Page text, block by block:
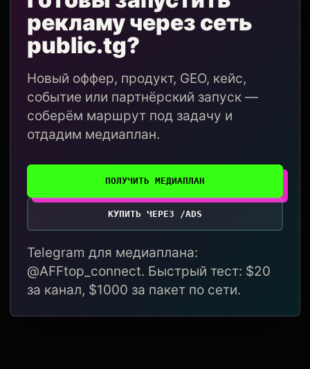
рекламу через сеть
public.tg?
Новый оффер, продукт, GEO, кейс,
событие или партнёрский запуск —
соберём маршрут под задачу и
отдадим медиаплан.
ПОЛУЧИТЬ МЕДИАПЛАН
КУПИТЬ ЧЕРЕЗ /ADS
Telegram для медиаплана:
@AFFtop_connect. Быстрый тест: $20
за канал, $1000 за пакет по сети.